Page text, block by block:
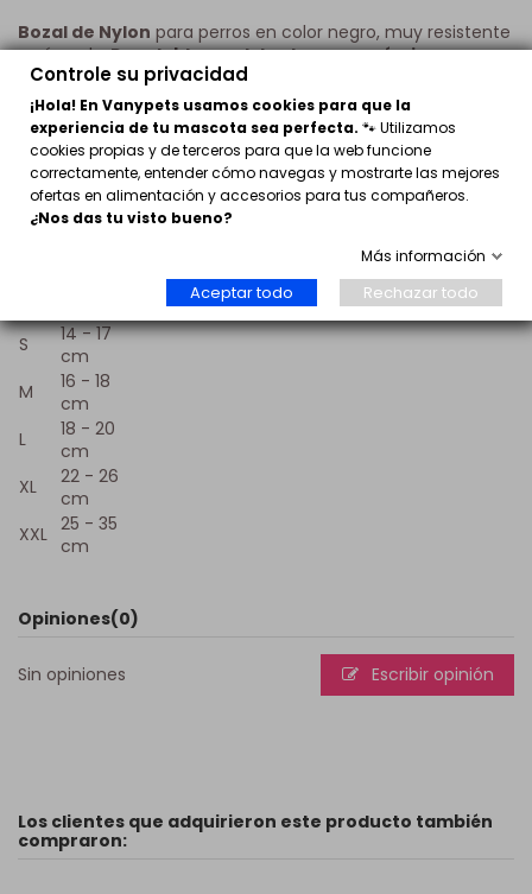
Bozal de Nylon para perros en color negro, muy resistente
y cómodo.Regulable, acolchado y ergonómico.
El bozal está fabricado con nylon muy resistente y ligero,
para facilitar una mejor adaptación del animal. Es regulable
para conseguir un ajuste perfecto gracias a su cierre con
velcro, acolchado para asegurar una mayor comodidad y
con rejilla plástica para una mejor transpiración. Su forma
ergonómica se adapta fácilmente al hocico de cualquier
perro, siendo muy cómodo para el animal que lo lleva
puesto. Su abertura delantera permite a los animales
S
14 - 17
cm
M
16 - 18
cm
L
18 - 20
cm
XL
22 - 26
cm
XXL 25 - 35
cm
Opiniones(0)
Sin opiniones Escribir opinión
Los clientes que adquirieron este producto también
compraron:
Controle su privacidad
¡Hola! En Vanypets usamos cookies para que la
experiencia de tu mascota sea perfecta. 🐾 Utilizamos
cookies propias y de terceros para que la web funcione
correctamente, entender cómo navegas y mostrarte las mejores
ofertas en alimentación y accesorios para tus compañeros.
¿Nos das tu visto bueno?
Más información
Aceptar todo Rechazar todo